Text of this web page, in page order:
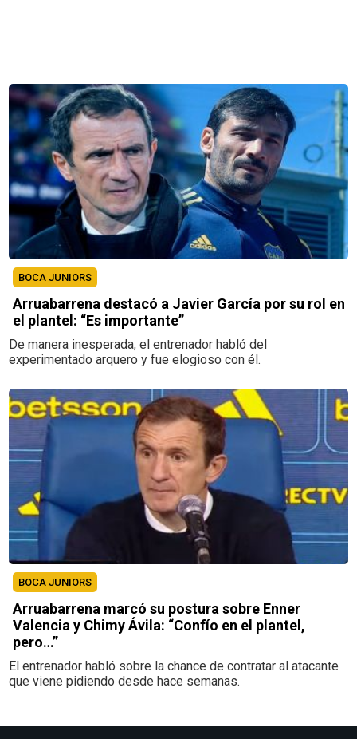
BOCA JUNIORS
Arruabarrena destacó a Javier García por su rol en
el plantel: “Es importante”
De manera inesperada, el entrenador habló del
experimentado arquero y fue elogioso con él.
BOCA JUNIORS
Arruabarrena marcó su postura sobre Enner
Valencia y Chimy Ávila: “Confío en el plantel,
pero…”
El entrenador habló sobre la chance de contratar al atacante
que viene pidiendo desde hace semanas.